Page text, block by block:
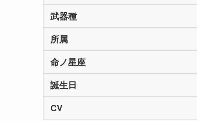
武器種
所属
命ノ星座
誕生日
CV